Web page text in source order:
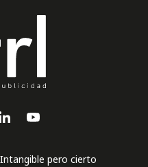
Intangible pero cierto